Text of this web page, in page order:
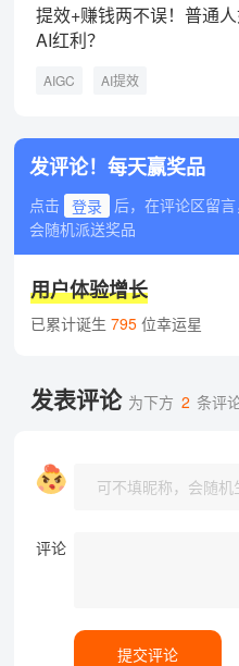
提效+赚钱两不误！普通
AI红利？
AIGC AI提效
发评论！每天赢奖品
点击 登录
后，在评论区留
会随机派送奖品
用户体验增长
已累计诞生 795位幸运星
发表评论 为下方 2 条评
评论
提交评论